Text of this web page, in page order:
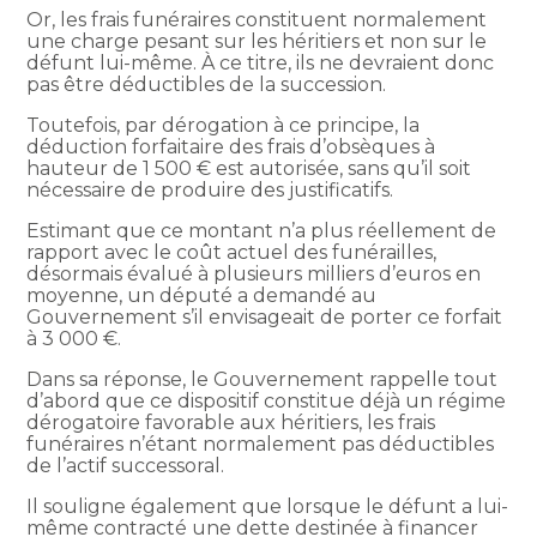
Or, les frais funéraires constituent normalement
une charge pesant sur les héritiers et non sur le
défunt lui-même. À ce titre, ils ne devraient donc
pas être déductibles de la succession.
Toutefois, par dérogation à ce principe, la
déduction forfaitaire des frais d’obsèques à
hauteur de 1 500 € est autorisée, sans qu’il soit
nécessaire de produire des justificatifs.
Estimant que ce montant n’a plus réellement de
rapport avec le coût actuel des funérailles,
désormais évalué à plusieurs milliers d’euros en
moyenne, un député a demandé au
Gouvernement s’il envisageait de porter ce forfait
à 3 000 €.
Dans sa réponse, le Gouvernement rappelle tout
d’abord que ce dispositif constitue déjà un régime
dérogatoire favorable aux héritiers, les frais
funéraires n’étant normalement pas déductibles
de l’actif successoral.
Il souligne également que lorsque le défunt a lui-
même contracté une dette destinée à financer